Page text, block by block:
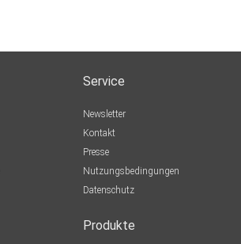
Service
Newsletter
Kontakt
Presse
Nutzungsbedingungen
Datenschutz
Produkte